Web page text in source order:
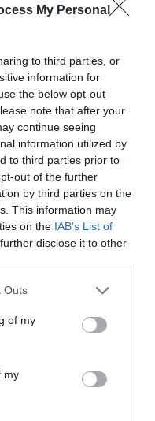
My Personal
to third parties, or
information for
the below opt-out
note that after your
continue seeing
information utilized by
to third parties prior to
out of the further
by third parties on the
This information may
on the IAB’s List of
disclose it to other
Outs
of my
my
de la mujer y llevó a
contacto físico con él,
la mano.